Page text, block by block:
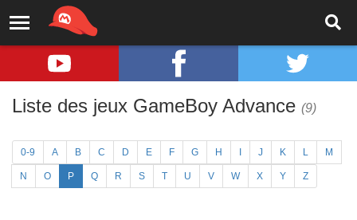
Liste des jeux GameBoy Advance (9)
0-9 A B C D E F G H J K L M
N O P Q R S T U V W X Y Z